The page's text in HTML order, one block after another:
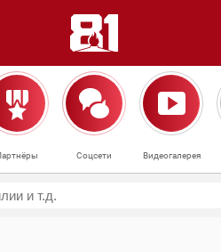
Соцсети Видеогалерея